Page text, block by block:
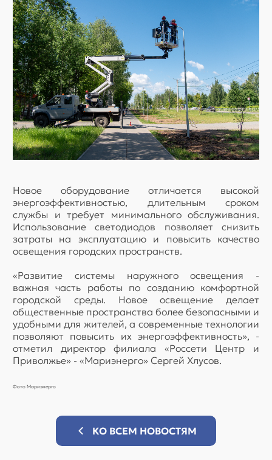
Новое оборудование отличается высокой
энергоэффективностью, длительным сроком
службы и требует минимального обслуживания.
Использование светодиодов позволяет снизить
затраты на эксплуатацию и повысить качество
освещения городских пространств.
«Развитие системы наружного освещения -
важная часть работы по созданию комфортной
городской среды. Новое освещение делает
общественные пространства более безопасными и
удобными для жителей, а современные технологии
позволяют повысить их энергоэффективность», -
отметил директор филиала «Россети Центр и
Приволжье» - «Мариэнерго» Сергей Хлусов.
Фото Мариэнерго
КО ВСЕМ НОВОСТЯМ